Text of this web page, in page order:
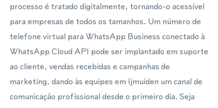
processo é tratado digitalmente, tornando-o acessível
para empresas de todos os tamanhos. Um número de
telefone virtual para WhatsApp Business conectado à
WhatsApp Cloud API pode ser implantado em suporte
ao cliente, vendas recebidas e campanhas de
marketing, dando às equipes em Ijmuiden um canal de
comunicação profissional desde o primeiro dia. Seja